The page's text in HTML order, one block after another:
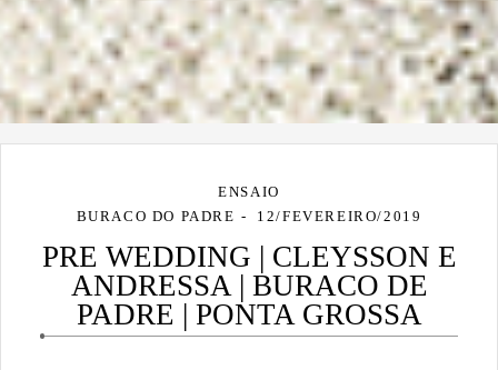
ENSAIO
BURACO DO PADRE
12/FEVEREIRO/2019
PRE WEDDING | CLEYSSON E
ANDRESSA | BURACO DE
PADRE | PONTA GROSSA